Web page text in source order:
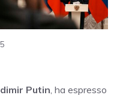
Putin, ha espresso